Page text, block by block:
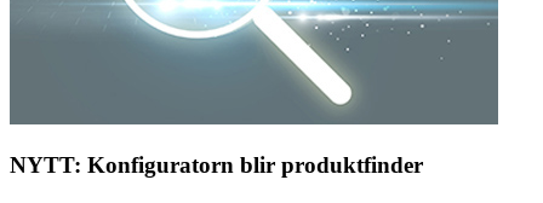
NYTT: Konfiguratorn blir produktfinder